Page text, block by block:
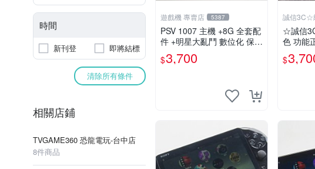
時間
新刊登 即將結標
清除所有條件
相關店鋪
TVGAME360 恐龍電玩-台中店
8件商品
遊戲機 專賣店 5387
PSV 1007 主機 +8G 全套配
件 +明星大亂鬥 數位化 保修
一年 品質有保障
$3,700
誠信3C☆
☆誠信
色 功能
A 主機
功能正
$